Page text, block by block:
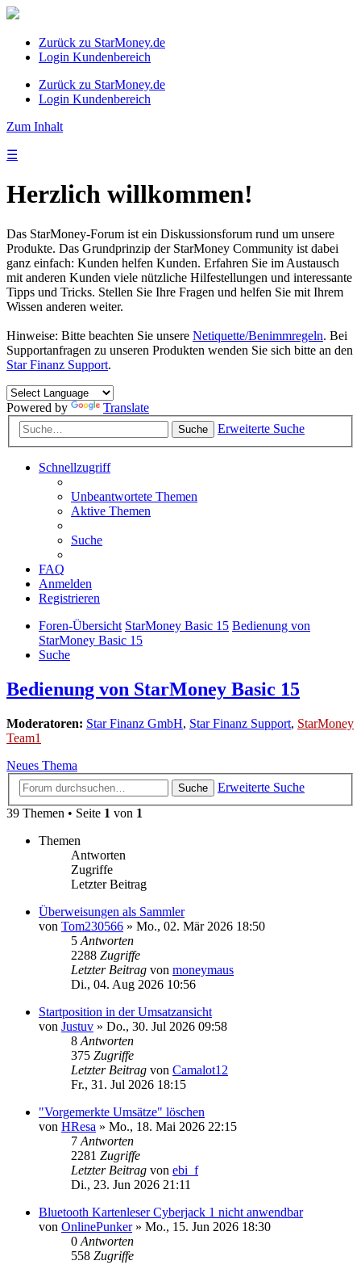
Zurück zu StarMoney.de
Login Kundenbereich
Zurück zu StarMoney.de
Login Kundenbereich
Zum Inhalt
☰
Herzlich willkommen!
Das StarMoney-Forum ist ein Diskussionsforum rund um unsere
Produkte. Das Grundprinzip der StarMoney Community ist dabei
ganz einfach: Kunden helfen Kunden. Erfahren Sie im Austausch
mit anderen Kunden viele nützliche Hilfestellungen und interessante
Tipps und Tricks. Stellen Sie Ihre Fragen und helfen Sie mit Ihrem
Wissen anderen weiter.
Hinweise: Bitte beachten Sie unsere Netiquette/Benimmregeln. Bei
Supportanfragen zu unseren Produkten wenden Sie sich bitte an den
Star Finanz Support.
Powered by Translate
Suche Erweiterte Suche
Schnellzugriff
Unbeantwortete Themen
Aktive Themen
Suche
FAQ
Anmelden
Registrieren
Foren-Übersicht StarMoney Basic 15 Bedienung von
StarMoney Basic 15
Suche
Bedienung von StarMoney Basic 15
Moderatoren: Star Finanz GmbH, Star Finanz Support, StarMoney
Team1
Neues Thema
Suche
Erweiterte Suche
39 Themen • Seite 1 von 1
Themen
Antworten
Zugriffe
Letzter Beitrag
Überweisungen als Sammler
von Tom230566 » Mo., 02. Mär 2026 18:50
5 Antworten
2288 Zugriffe
Letzter Beitrag von moneymaus
Di., 04. Aug 2026 10:56
Startposition in der Umsatzansicht
von Justuv » Do., 30. Jul 2026 09:58
8 Antworten
375 Zugriffe
Letzter Beitrag von Camalot12
Fr., 31. Jul 2026 18:15
"Vorgemerkte Umsätze" löschen
von HResa » Mo., 18. Mai 2026 22:15
7 Antworten
2281 Zugriffe
Letzter Beitrag von ebi_f
Di., 23. Jun 2026 21:11
Bluetooth Kartenleser Cyberjack 1 nicht anwendbar
von OnlinePunker» Mo., 15. Jun 2026 18:30
0 Antworten
558 Zugriffe